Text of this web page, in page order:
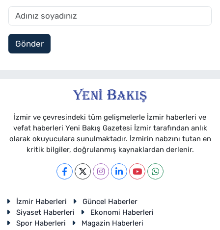
Gönder
İzmir ve çevresindeki tüm gelişmelerle İzmir haberleri ve
vefat haberleri Yeni Bakış Gazetesi İzmir tarafından anlık
olarak okuyuculara sunulmaktadır. İzmirin nabzını tutan en
kritik bilgiler, doğrulanmış kaynaklardan derlenir.
İzmir Haberleri
Güncel Haberler
Siyaset Haberleri
Ekonomi Haberleri
Spor Haberleri
Magazin Haberleri